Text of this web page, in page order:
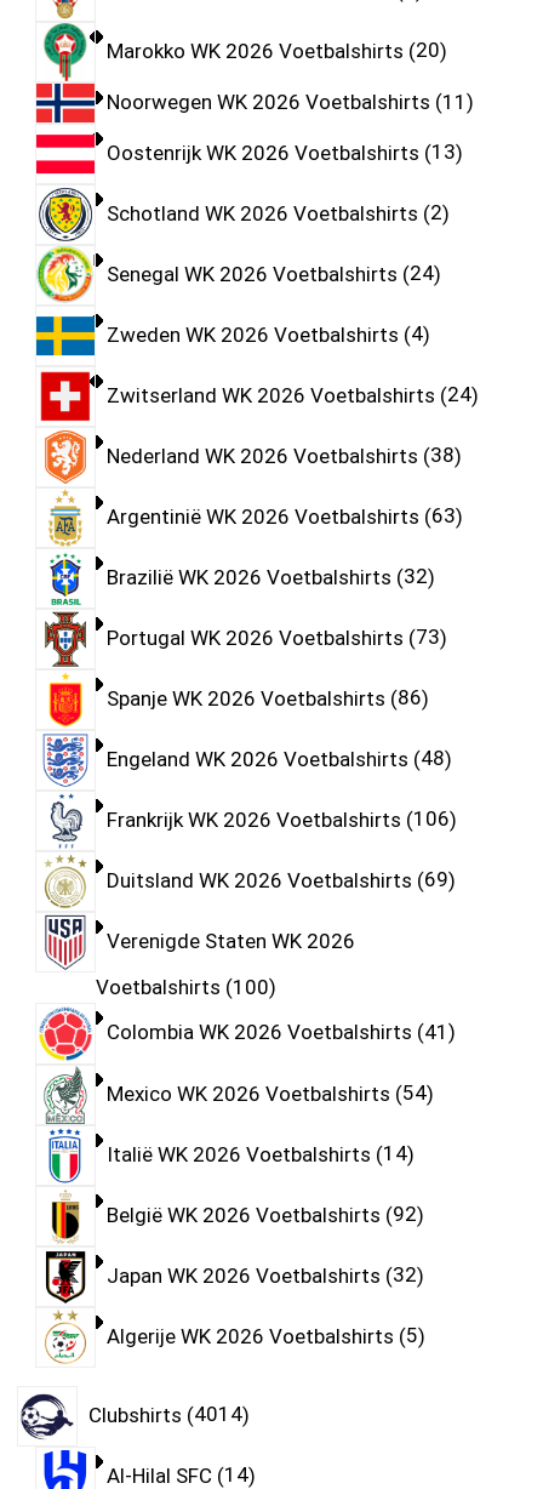
Marokko WK 2026 Voetbalshirts 20
Noorwegen WK 2026 Voetbalshirts 11
Oostenrijk WK 2026 Voetbalshirts 13
Schotland WK 2026 Voetbalshirts 2
Senegal WK 2026 Voetbalshirts 24
Zweden WK 2026 Voetbalshirts 4
Zwitserland WK 2026 Voetbalshirts 24
Nederland WK 2026 Voetbalshirts 38
Argentinië WK 2026 Voetbalshirts 63
Brazilië WK 2026 Voetbalshirts 32
Portugal WK 2026 Voetbalshirts 73
Spanje WK 2026 Voetbalshirts 86
Engeland WK 2026 Voetbalshirts 48
Frankrijk WK 2026 Voetbalshirts 106
Duitsland WK 2026 Voetbalshirts 69
Verenigde Staten WK 2026
Voetbalshirts 100
Colombia WK 2026 Voetbalshirts 41
Mexico WK 2026 Voetbalshirts 54
Italië WK 2026 Voetbalshirts 14
België WK 2026 Voetbalshirts 92
Japan WK 2026 Voetbalshirts 32
Algerije WK 2026 Voetbalshirts 5
Clubshirts 4014
Al-Hilal SFC 14